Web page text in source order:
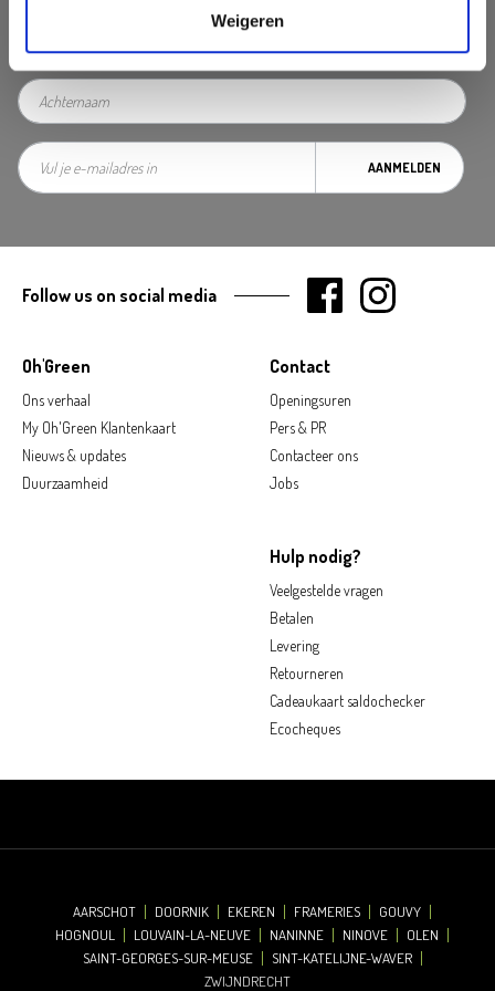
Weigeren
AANMELDEN
Oh'Green
Ons verhaal
My Oh'Green Klantenkaart
Nieuws & updates
Duurzaamheid
Contact
Openingsuren
Pers & PR
Contacteer ons
Jobs
Hulp nodig?
Veelgestelde vragen
Betalen
Levering
Retourneren
Cadeaukaart saldochecker
Ecocheques
Follow us on social media
AARSCHOT DOORNIK EKEREN FRAMERIES
GOUVY
HOGNOUL
LOUVAIN-LA-NEUVE NANINNE NINOVE
OLEN
SAINT-GEORGES-SUR-MEUSE
SINT-KATELIJNE-WAVER
ZWIJNDRECHT